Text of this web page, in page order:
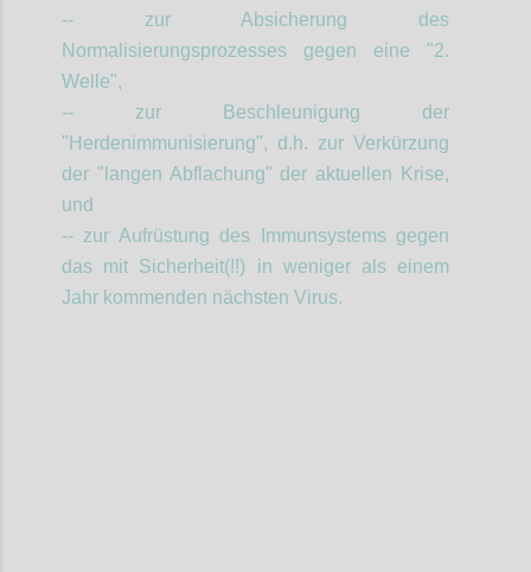
-- zur Absicherung des
Normalisierungsprozesses gegen eine "2.
Welle",
-- zur Beschleunigung der
"Herdenimmunisierung", d.h. zur Verkürzung
der "langen Abflachung" der aktuellen Krise,
und
-- zur Aufrüstung des Immunsystems gegen
das mit Sicherheit(!!) in weniger als einem
Jahr kommenden nächsten Virus.